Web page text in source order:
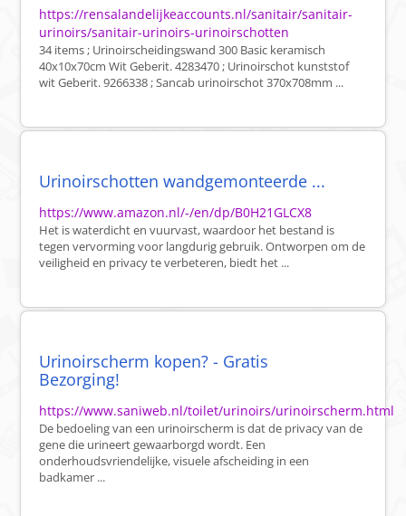
https://rensalandelijkeaccounts.nl/sanitair/sanitair-
urinoirs/sanitair-urinoirs-urinoirschotten
34 items ; Urinoirscheidingswand 300 Basic keramisch
40x10x70cm Wit Geberit. 4283470 ; Urinoirschot kunststof
wit Geberit. 9266338 ; Sancab urinoirschot 370x708mm ...
Urinoirschotten wandgemonteerde ...
https://www.amazon.nl/-/en/dp/B0H21GLCX8
Het is waterdicht en vuurvast, waardoor het bestand is
tegen vervorming voor langdurig gebruik. Ontworpen om de
veiligheid en privacy te verbeteren, biedt het ...
Urinoirscherm kopen? - Gratis
Bezorging!
https://www.saniweb.nl/toilet/urinoirs/urinoirscherm.html
De bedoeling van een urinoirscherm is dat de privacy van de
gene die urineert gewaarborgd wordt. Een
onderhoudsvriendelijke, visuele afscheiding in een
badkamer ...